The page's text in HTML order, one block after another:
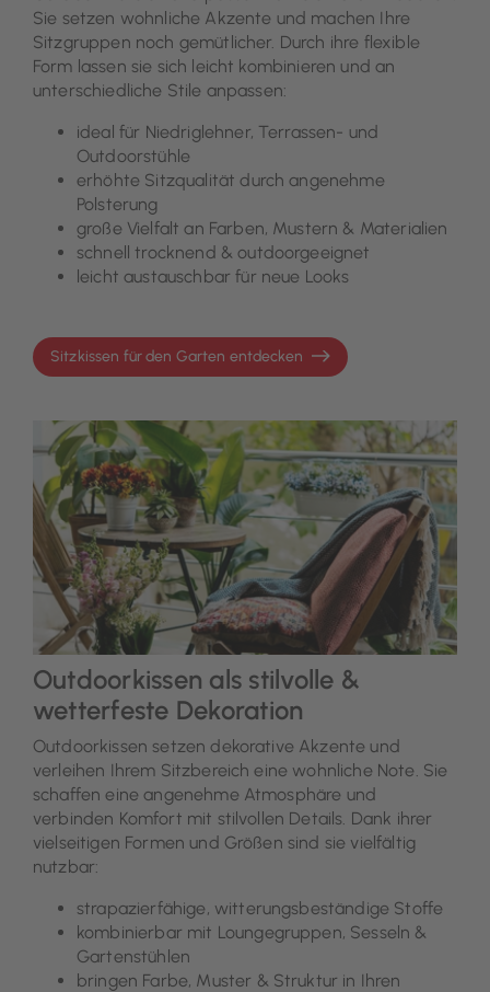
Sie setzen wohnliche Akzente und machen Ihre
Sitzgruppen noch gemütlicher. Durch ihre flexible
Form lassen sie sich leicht kombinieren und an
unterschiedliche Stile anpassen:
ideal für Niedriglehner, Terrassen- und
Outdoorstühle
erhöhte Sitzqualität durch angenehme
Polsterung
große Vielfalt an Farben, Mustern & Materialien
schnell trocknend & outdoorgeeignet
leicht austauschbar für neue Looks
Sitzkissen für den Garten entdecken
Outdoorkissen als stilvolle &
wetterfeste Dekoration
Outdoorkissen setzen dekorative Akzente und
verleihen Ihrem Sitzbereich eine wohnliche Note. Sie
schaffen eine angenehme Atmosphäre und
verbinden Komfort mit stilvollen Details. Dank ihrer
vielseitigen Formen und Größen sind sie vielfältig
nutzbar:
strapazierfähige, witterungsbeständige Stoffe
kombinierbar mit Loungegruppen, Sesseln &
Gartenstühlen
bringen Farbe, Muster & Struktur in Ihren